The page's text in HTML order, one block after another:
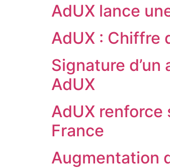
AdUX lance
AdUX : Chiffre
Signature
AdUX
AdUX renforce
France
Augmentation